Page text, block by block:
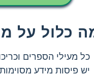
כלול על
כל מעילי הספרים
יש פיסות מידע